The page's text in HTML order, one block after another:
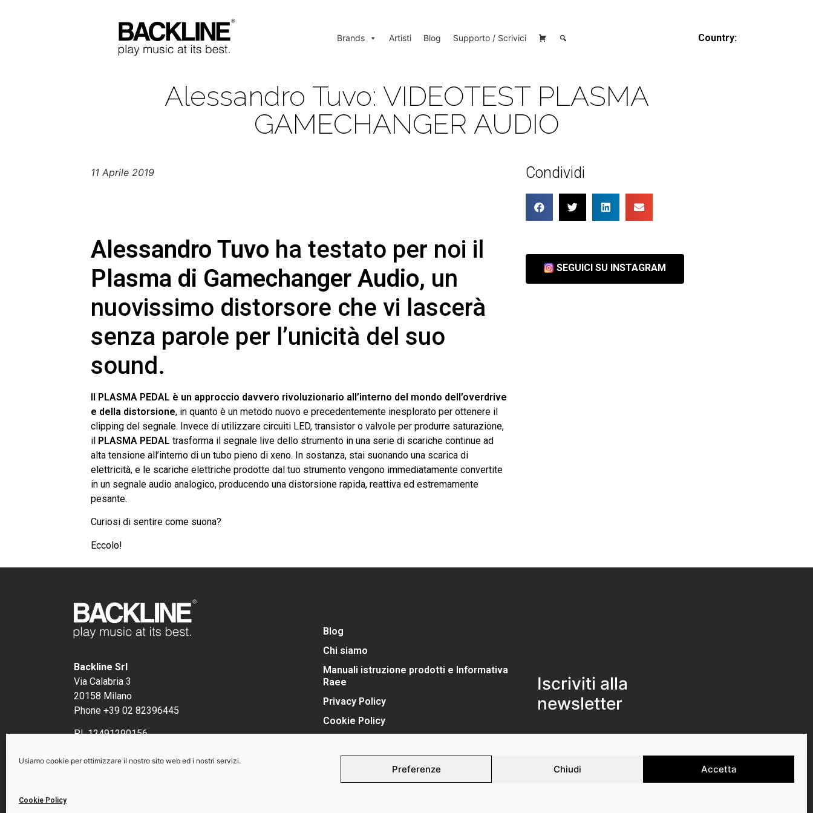
Usiamo cookie per ottimizzare il nostro sito web ed i nostri servizi.
Accetta
Chiudi
Preferenze
Cookie Policy
Brands Artisti Blog Supporto / Scrivici Country:
Alessandro Tuvo: VIDEOTEST PLASMA
GAMECHANGER AUDIO
11 Aprile 2019
Alessandro Tuvo ha testato per noi il
Plasma di Gamechanger Audio, un
nuovissimo distorsore che vi lascerà
senza parole per l’unicità del suo
sound.
Il PLASMA PEDAL è un approccio davvero rivoluzionario all’interno del mondo dell’overdrive
e della distorsione, in quanto è un metodo nuovo e precedentemente inesplorato per ottenere il
clipping del segnale. Invece di utilizzare circuiti LED, transistor o valvole per produrre saturazione,
il PLASMA PEDAL trasforma il segnale live dello strumento in una serie di scariche continue ad
alta tensione all’interno di un tubo pieno di xeno. In sostanza, stai suonando una scarica di
elettricità, e le scariche elettriche prodotte dal tuo strumento vengono immediatamente convertite
in un segnale audio analogico, producendo una distorsione rapida, reattiva ed estremamente
pesante.
Curiosi di sentire come suona?
Eccolo!
Condividi
SEGUICI SU INSTAGRAM
Backline Srl
Via Calabria 3
20158 Milano
Phone +39 02 82396445
P.I. 12491290156
Blog
Chi siamo
Manuali istruzione prodotti e Informativa
Raee
Privacy Policy
Cookie Policy
Iscriviti alla
newsletter